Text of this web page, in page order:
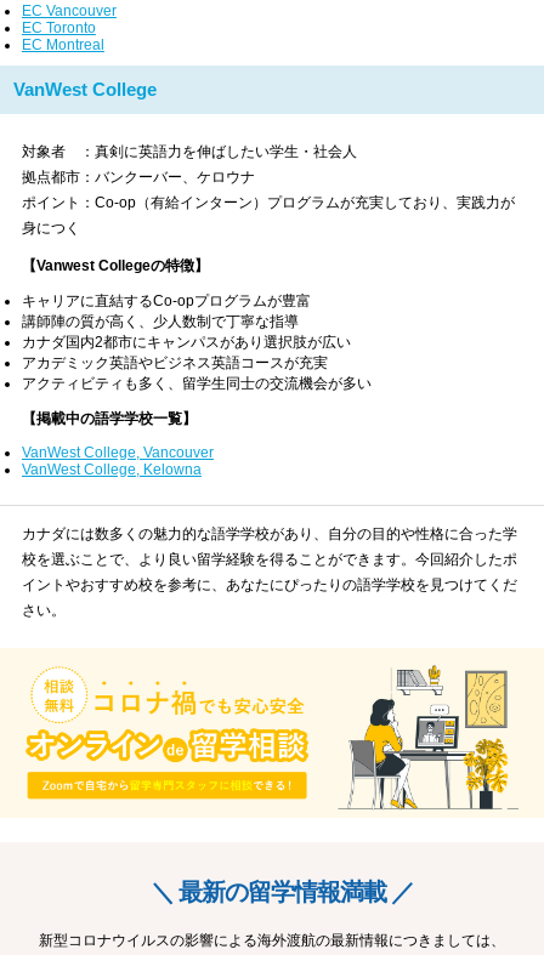
EC Vancouver
EC Toronto
EC Montreal
VanWest College
対象者 ：真剣に英語力を伸ばしたい学生・社会人
拠点都市：バンクーバー、ケロウナ
ポイント：Co-op（有給インターン）プログラムが充実しており、実践力が
身につく
【Vanwest Collegeの特徴】
キャリアに直結するCo-opプログラムが豊富
講師陣の質が高く、少人数制で丁寧な指導
カナダ国内2都市にキャンパスがあり選択肢が広い
アカデミック英語やビジネス英語コースが充実
アクティビティも多く、留学生同士の交流機会が多い
【掲載中の語学学校一覧】
VanWest College, Vancouver
VanWest College, Kelowna
カナダには数多くの魅力的な語学学校があり、自分の目的や性格に合った学
校を選ぶことで、より良い留学経験を得ることができます。今回紹介したポ
イントやおすすめ校を参考に、あなたにぴったりの語学学校を見つけてくだ
さい。
＼ 最新の留学情報満載 ／
新型コロナウイルスの影響による海外渡航の最新情報につきましては、